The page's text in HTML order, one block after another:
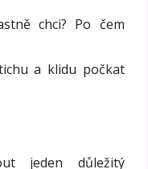
chci? Po čem
a klidu počkat
jeden důležitý